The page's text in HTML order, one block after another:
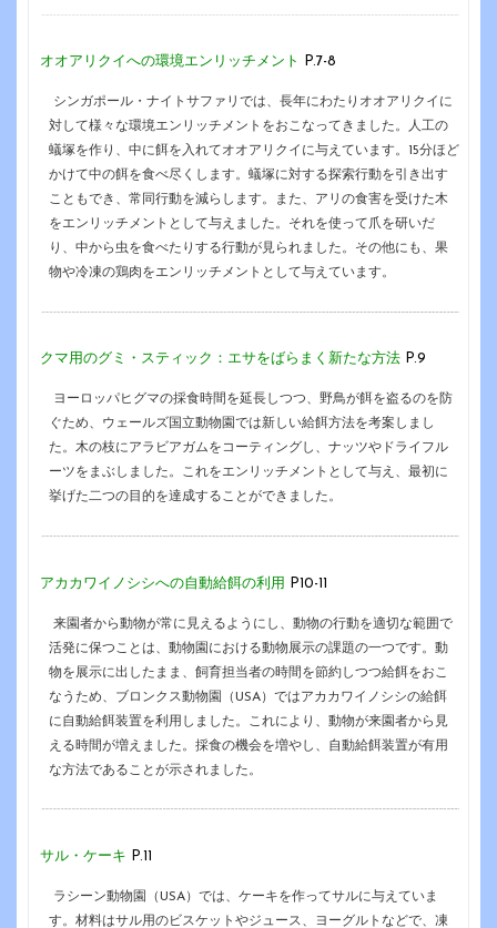
オオアリクイへの環境エンリッチメント P.7-8
シンガポール・ナイトサファリでは、長年にわたりオオアリクイに
対して様々な環境エンリッチメントをおこなってきました。人工の
蟻塚を作り、中に餌を入れてオオアリクイに与えています。15分ほど
かけて中の餌を食べ尽くします。蟻塚に対する探索行動を引き出す
こともでき、常同行動を減らします。また、アリの食害を受けた木
をエンリッチメントとして与えました。それを使って爪を研いだ
り、中から虫を食べたりする行動が見られました。その他にも、果
物や冷凍の鶏肉をエンリッチメントとして与えています。
クマ用のグミ・スティック：エサをばらまく新たな方法 P.9
ヨーロッパヒグマの採食時間を延長しつつ、野鳥が餌を盗るのを防
ぐため、ウェールズ国立動物園では新しい給餌方法を考案しまし
た。木の枝にアラビアガムをコーティングし、ナッツやドライフル
ーツをまぶしました。これをエンリッチメントとして与え、最初に
挙げた二つの目的を達成することができました。
アカカワイノシシへの自動給餌の利用 P10-11
来園者から動物が常に見えるようにし、動物の行動を適切な範囲で
活発に保つことは、動物園における動物展示の課題の一つです。動
物を展示に出したまま、飼育担当者の時間を節約しつつ給餌をおこ
なうため、ブロンクス動物園（USA）ではアカカワイノシシの給餌
に自動給餌装置を利用しました。これにより、動物が来園者から見
える時間が増えました。採食の機会を増やし、自動給餌装置が有用
な方法であることが示されました。
サル・ケーキ P.11
ラシーン動物園（USA）では、ケーキを作ってサルに与えていま
す。材料はサル用のビスケットやジュース、ヨーグルトなどで、凍